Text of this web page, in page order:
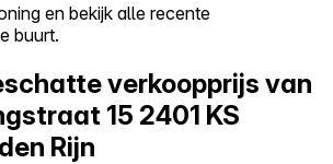
en bekijk alle recente
buurt.
verkoopprijs van
15 2401 KS
Rijn